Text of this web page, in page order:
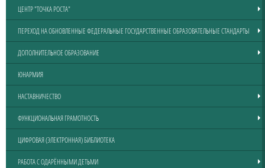
ЦЕНТР "ТОЧКА РОСТА"
ПЕРЕХОД НА ОБНОВЛЕННЫЕ ФЕДЕРАЛЬНЫЕ ГОСУДАРСТВЕННЫЕ ОБРАЗОВАТЕЛЬНЫЕ СТАНДАРТЫ
ДОПОЛНИТЕЛЬНОЕ ОБРАЗОВАНИЕ
ЮНАРМИЯ
НАСТАВНИЧЕСТВО
ФУНКЦИОНАЛЬНАЯ ГРАМОТНОСТЬ
ЦИФРОВАЯ (ЭЛЕКТРОННАЯ) БИБЛИОТЕКА
РАБОТА С ОДАРЁННЫМИ ДЕТЬМИ